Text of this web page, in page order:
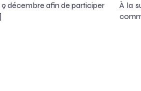
9 décembre afin de participer
À la